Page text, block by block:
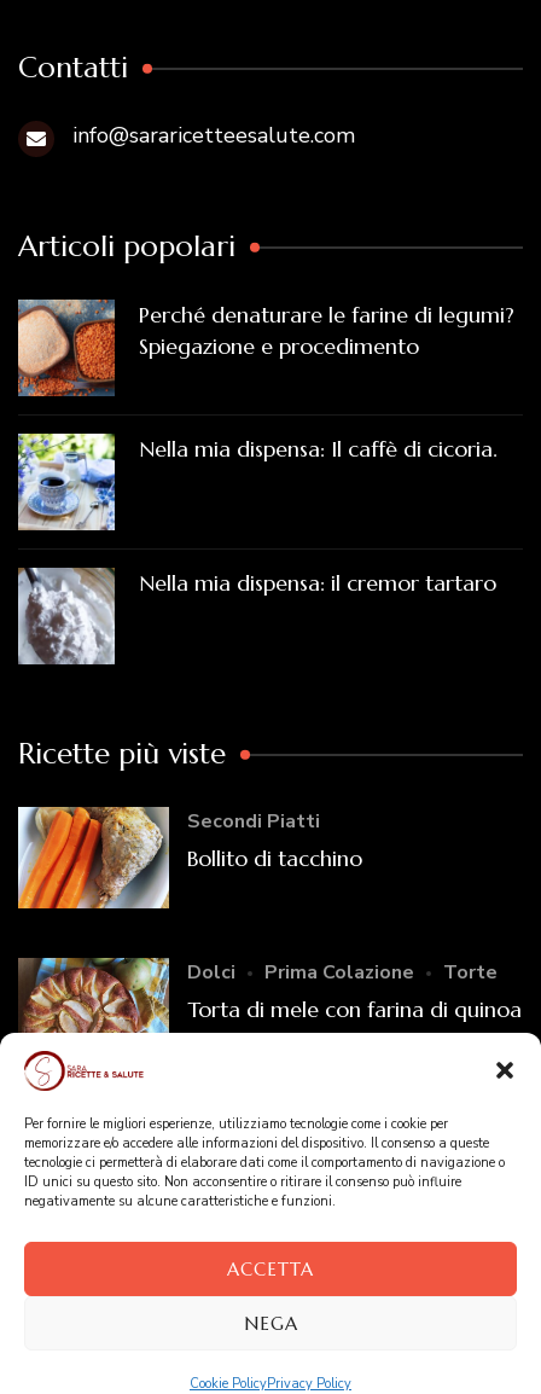
Per fornire le migliori esperienze, utilizziamo tecnologie come i cookie per
memorizzare e/o accedere alle informazioni del dispositivo. Il consenso a queste
tecnologie ci permetterà di elaborare dati come il comportamento di navigazione o
ID unici su questo sito. Non acconsentire o ritirare il consenso può influire
negativamente su alcune caratteristiche e funzioni.
ACCETTA
NEGA
Cookie PolicyPrivacy Policy
Contatti
info@sararicetteesalute.com
Articoli popolari
Perché denaturare le farine di legumi?
Spiegazione e procedimento
Nella mia dispensa: Il caffè di cicoria.
Nella mia dispensa: il cremor tartaro
Ricette più viste
Secondi Piatti
Bollito di tacchino
Dolci Prima Colazione Torte
Torta di mele con farina di quinoa
Primi Piatti
Zuppa di lenticchie e cavolo
verza
Copyright © Sara - Ricette & Salute - 2025 -
Powered byWordPress.Privacy Policy